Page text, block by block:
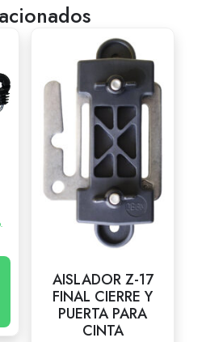
AISLADOR Z-17
FINAL CIERRE Y
PUERTA PARA
CINTA